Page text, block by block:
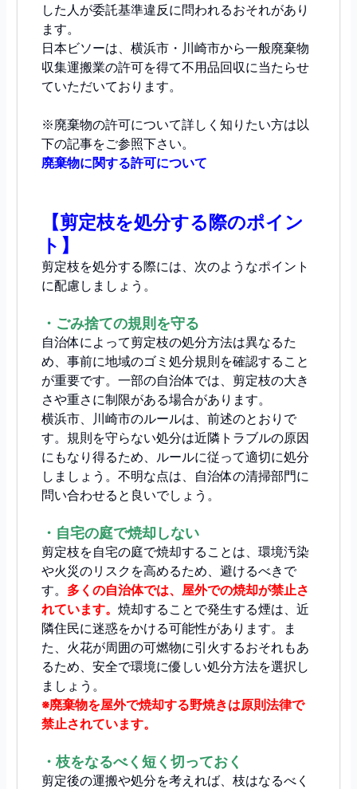
した人が委託基準違反に問われるおそれがあり
ます。
日本ビソーは、横浜市・川崎市から一般廃棄物
収集運搬業の許可を得て不用品回収に当たらせ
ていただいております。
※廃棄物の許可について詳しく知りたい方は以
下の記事をご参照下さい。
廃棄物に関する許可について
【剪定枝を処分する際のポイン
ト】
剪定枝を処分する際には、次のようなポイント
に配慮しましょう。
・ごみ捨ての規則を守る
自治体によって剪定枝の処分方法は異なるた
め、事前に地域のゴミ処分規則を確認すること
が重要です。一部の自治体では、剪定枝の大き
さや重さに制限がある場合があります。
横浜市、川崎市のルールは、前述のとおりで
す。規則を守らない処分は近隣トラブルの原因
にもなり得るため、ルールに従って適切に処分
しましょう。不明な点は、自治体の清掃部門に
問い合わせると良いでしょう。
・自宅の庭で焼却しない
剪定枝を自宅の庭で焼却することは、環境汚染
や火災のリスクを高めるため、避けるべきで
す。 多くの自治体では、屋外での焼却が禁止さ
れています。 焼却することで発生する煙は、近
隣住民に迷惑をかける可能性があります。ま
た、火花が周囲の可燃物に引火するおそれもあ
るため、安全で環境に優しい処分方法を選択し
ましょう。
※廃棄物を屋外で焼却する野焼きは原則法律で
禁止されています。
・枝をなるべく短く切っておく
剪定後の運搬や処分を考えれば、枝はなるべく